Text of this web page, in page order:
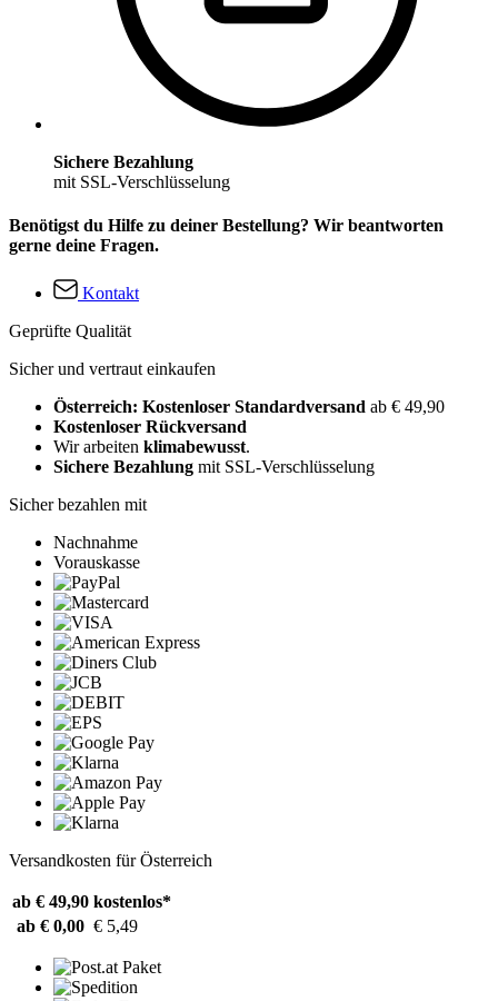
Sichere Bezahlung
mit SSL-Verschlüsselung
Benötigst du Hilfe zu deiner Bestellung? Wir beantworten
gerne deine Fragen.
Kontakt
Geprüfte Qualität
Sicher und vertraut einkaufen
Österreich: Kostenloser Standardversand ab € 49,90
Kostenloser Rückversand
Wir arbeiten klimabewusst.
Sichere Bezahlung mit SSL-Verschlüsselung
Sicher bezahlen mit
Nachnahme
Vorauskasse
Versandkosten für Österreich
ab € 49,90 kostenlos*
ab € 0,00 € 5,49